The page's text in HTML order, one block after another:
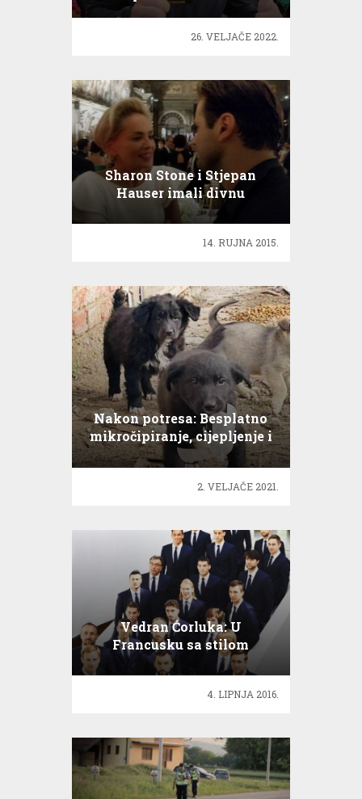
26. VELJAČE 2022.
Sharon Stone i Stjepan
Hauser imali divnu
konverzaciju
14. RUJNA 2015.
Nakon potresa: Besplatno
mikročipiranje, cijepljenje i
kastracija
2. VELJAČE 2021.
Vedran Ćorluka: U
Francusku sa stilom
4. LIPNJA 2016.